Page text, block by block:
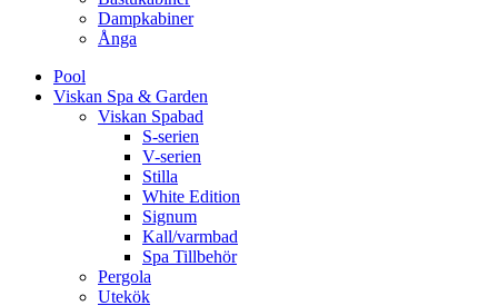
Dampkabiner
Ånga
Pool
Viskan Spa & Garden
Viskan Spabad
S-serien
V-serien
Stilla
White Edition
Signum
Kall/varmbad
Spa Tillbehör
Pergola
Utekök